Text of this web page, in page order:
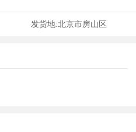
发货地:北京市房山区